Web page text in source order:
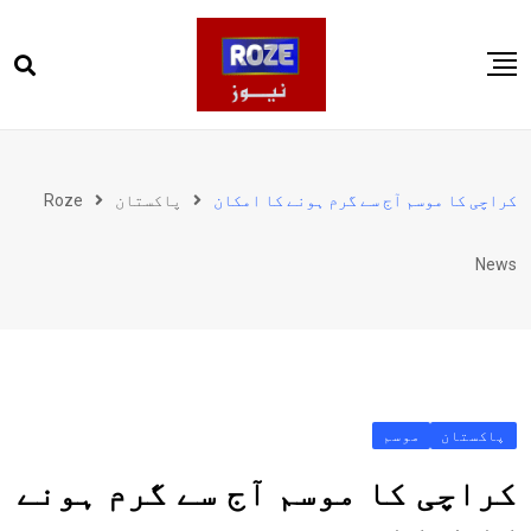
to
پاکستان
کھیل
کراچی کا موسم آج سے گرم ہونے کا امکان پاکستان Roze
News
پاکستان موسم
کراچی کا موسم آج سے گرم ہونے